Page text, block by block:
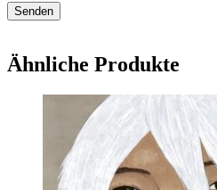
Ähnliche Produkte